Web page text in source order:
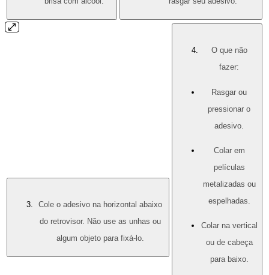
Cole o adesivo na horizontal abaixo
do retrovisor. Não use as unhas ou
algum objeto para fixá-lo.
O que não
fazer:
Rasgar ou
pressionar o
adesivo.
Colar em
películas
metalizadas ou
espelhadas.
Colar na vertical
ou de cabeça
para baixo.